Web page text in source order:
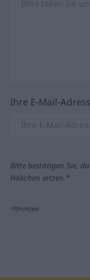
Ihre E-Mail-
Bitte bestätigen Sie,
Häkchen setzen.*
*Pflichtfeld